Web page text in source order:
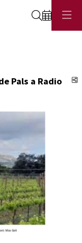
Cerca
Pals a Radio